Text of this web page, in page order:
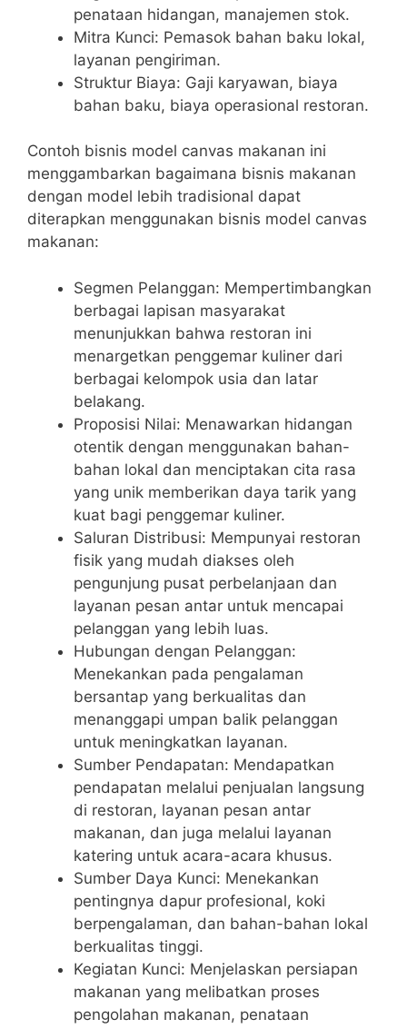
penataan hidangan, manajemen stok.
Mitra Kunci: Pemasok bahan baku lokal,
layanan pengiriman.
Struktur Biaya: Gaji karyawan, biaya
bahan baku, biaya operasional restoran.
Contoh bisnis model canvas makanan ini
menggambarkan bagaimana bisnis makanan
dengan model lebih tradisional dapat
diterapkan menggunakan bisnis model canvas
makanan:
Segmen Pelanggan: Mempertimbangkan
berbagai lapisan masyarakat
menunjukkan bahwa restoran ini
menargetkan penggemar kuliner dari
berbagai kelompok usia dan latar
belakang.
Proposisi Nilai: Menawarkan hidangan
otentik dengan menggunakan bahan-
bahan lokal dan menciptakan cita rasa
yang unik memberikan daya tarik yang
kuat bagi penggemar kuliner.
Saluran Distribusi: Mempunyai restoran
fisik yang mudah diakses oleh
pengunjung pusat perbelanjaan dan
layanan pesan antar untuk mencapai
pelanggan yang lebih luas.
Hubungan dengan Pelanggan:
Menekankan pada pengalaman
bersantap yang berkualitas dan
menanggapi umpan balik pelanggan
untuk meningkatkan layanan.
Sumber Pendapatan: Mendapatkan
pendapatan melalui penjualan langsung
di restoran, layanan pesan antar
makanan, dan juga melalui layanan
katering untuk acara-acara khusus.
Sumber Daya Kunci: Menekankan
pentingnya dapur profesional, koki
berpengalaman, dan bahan-bahan lokal
berkualitas tinggi.
Kegiatan Kunci: Menjelaskan persiapan
makanan yang melibatkan proses
pengolahan makanan, penataan